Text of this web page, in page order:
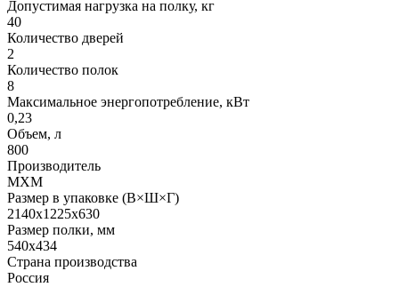
Допустимая нагрузка на полку, кг
40
Количество дверей
2
Количество полок
8
Максимальное энергопотребление, кВт
0,23
Объем, л
800
Производитель
МХМ
Размер в упаковке (В×Ш×Г)
2140x1225x630
Размер полки, мм
540х434
Страна производства
Россия